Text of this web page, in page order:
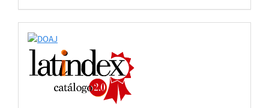
envío
certificado
de
adhesión